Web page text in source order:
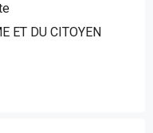
ET DU CITOYEN